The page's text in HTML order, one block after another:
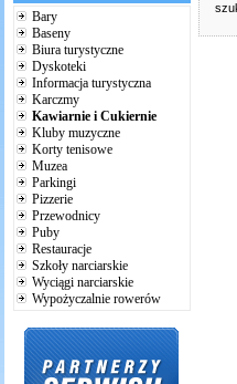
Bary
Baseny
Biura turystyczne
Dyskoteki
Informacja turystyczna
Karczmy
Kawiarnie i Cukiernie
Kluby muzyczne
Korty tenisowe
Muzea
Parkingi
Pizzerie
Przewodnicy
Puby
Restauracje
Szkoły narciarskie
Wyciągi narciarskie
Wypożyczalnie rowerów